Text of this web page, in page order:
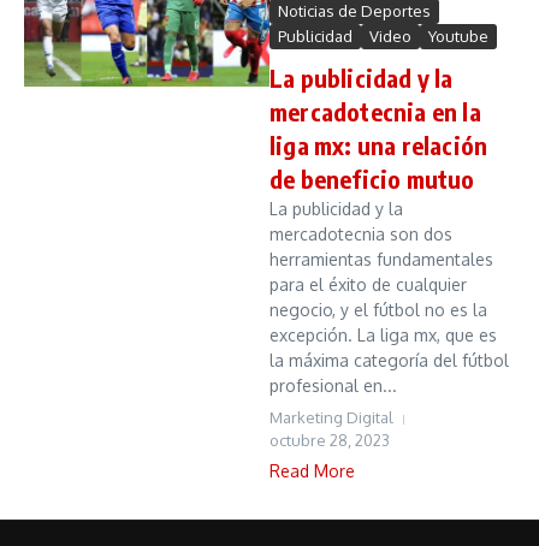
Noticias de Deportes
Publicidad
Video Youtube
La publicidad y la
mercadotecnia en la
liga mx: una relación
de beneficio mutuo
La publicidad y la
mercadotecnia son dos
herramientas fundamentales
para el éxito de cualquier
negocio, y el fútbol no es la
excepción. La liga mx, que es
la máxima categoría del fútbol
profesional en...
Marketing Digital
octubre 28, 2023
Read More